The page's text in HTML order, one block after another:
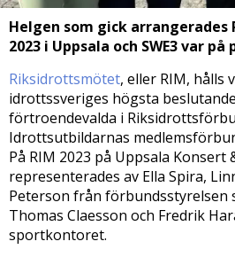
Helgen som gick
2023 i Uppsala och SWE3 var på
Riksidrottsmötet, eller RIM, hålls
idrottssveriges högsta
förtroendevalda i
Idrottsutbildarnas
På RIM 2023 på Uppsala Konsert
representerades av Ella Spira,
Peterson från förbundsstyrelsen
Thomas Claesson och Fredrik
sportkontoret.